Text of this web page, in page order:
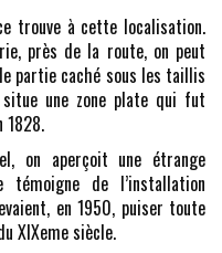
trouve à cette localisation.
près de la route, on peut
partie caché sous les taillis
une zone plate qui fut
1828.
on aperçoit une étrange
de l’installation
en 1950, puiser toute
XIXeme siècle.